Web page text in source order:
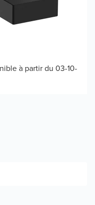
lave-mains
à partir du 03-10-